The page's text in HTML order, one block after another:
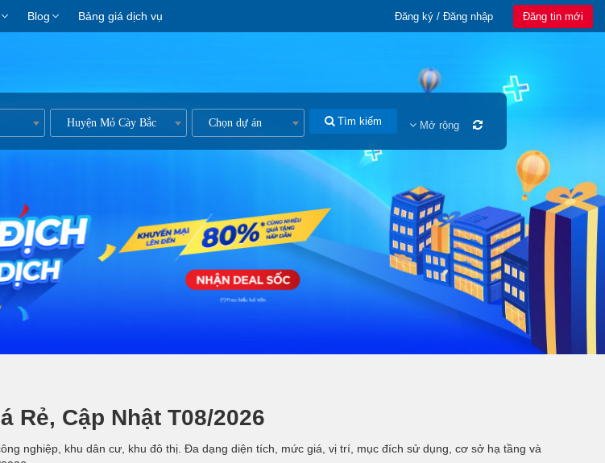
Blog Bảng giá dịch vụ Đăng ký / Đăng nhập Đăng tin mới
Huyện Mỏ Cày Bắc Chọn dự án Tìm kiếm Mở rộng
Rẻ, Cập Nhật T08/2026
nghiệp, khu dân cư, khu đô thị. Đa dạng diện tích, mức giá, vị trí, mục đích sử dụng, cơ sở hạ tầng và